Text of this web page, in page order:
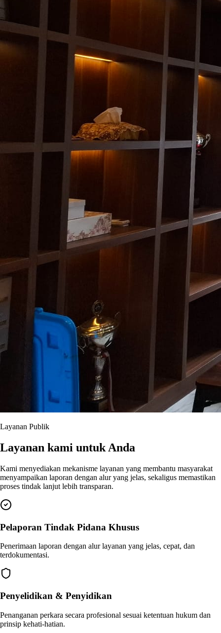
Layanan Publik
Layanan kami untuk Anda
Kami menyediakan mekanisme layanan yang membantu masyarakat
menyampaikan laporan dengan alur yang jelas, sekaligus memastikan
proses tindak lanjut lebih transparan.
Pelaporan Tindak Pidana Khusus
Penerimaan laporan dengan alur layanan yang jelas, cepat, dan
terdokumentasi.
Penyelidikan & Penyidikan
Penanganan perkara secara profesional sesuai ketentuan hukum dan
prinsip kehati-hatian.